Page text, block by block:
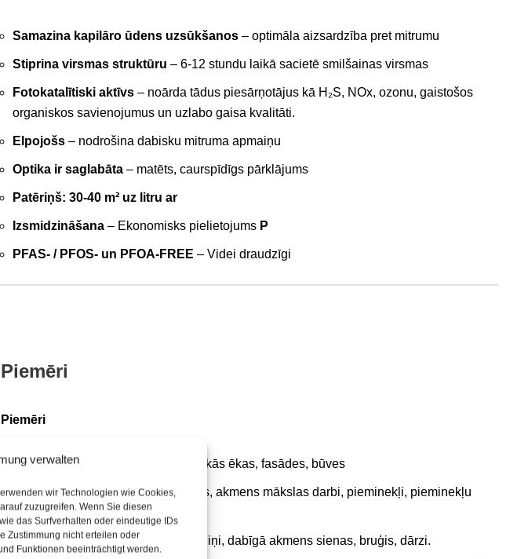
verwalten
wir Technologien wie Cookies,
zuzugreifen. Wenn Sie diesen
das Surfverhalten oder eindeutige IDs
Zustimmung nicht erteilen oder
Funktionen beeinträchtigt werden.
Samazina kapilāro ūdens uzsūkšanos – optimāla aizsardzība pret mitrumu
Stiprina virsmas struktūru – 6-12 stundu laikā sacietē smilšainas virsmas
Fotokatalītiski aktīvs – noārda tādus piesārņotājus kā H₂S, NOx, ozonu, gaistošos
organiskos savienojumus un uzlabo gaisa kvalitāti.
Elpojošs – nodrošina dabisku mitruma apmaiņu
Optika ir saglabāta – matēts, caurspīdīgs pārklājums
Patēriņš: 30-40 m² uz litru ar
Izsmidzināšana – Ekonomisks pielietojums P
PFAS- / PFOS- un PFOA-FREE – Videi draudzīgi
Piemēri
Piemēri
Arhitektūra: Modernās un vēsturiskās ēkas, fasādes, būves
Skulptūras un pieminekļi: statujas, akmens mākslas darbi, pieminekļi, pieminekļu
aizsardzība
Dārza apzaļumošana: terases, celiņi, dabīgā akmens sienas, bruģis, dārzi.